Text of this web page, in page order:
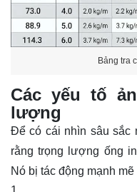
Bảng tra
Các yếu tố
lượng
Để có cái nhìn sâu sắc
rằng trọng lượng ống
Nó bị tác động mạnh